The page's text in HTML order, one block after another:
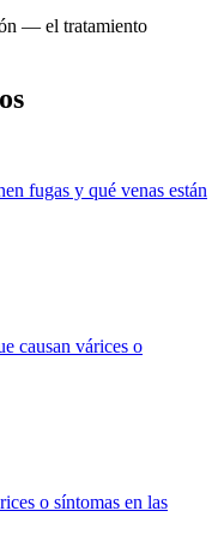
— el tratamiento
fugas y qué venas están
causan várices o
o síntomas en las